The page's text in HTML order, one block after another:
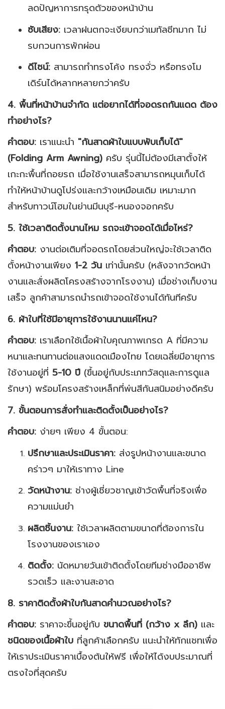
ลดปัญหาการทรุดตัวของหน้าบ้าน
ซับเสียง: เวลาฝนตกจะเงียบกว่าเมทัลชีทมาก ไม่
รบกวนการพักผ่อน
ดีไซน์: สามารถทำทรงโค้ง ทรงจั่ว หรือทรงโม
เดิร์นได้หลากหลายกว่าครับ
4. พื้นที่หน้าบ้านจำกัด แต่อยากได้ที่จอดรถกันแดด ต้อง
ทำอย่างไร?
คำตอบ: เราแนะนำ "กันสาดผ้าใบแบบพับเก็บได้"
(Folding Arm Awning) ครับ รุ่นนี้ไม่ต้องมีเสาตั้งให้
เกะกะพื้นที่ถอยรถ เมื่อใช้งานเสร็จสามารถหมุนเก็บได้
ทำให้หน้าบ้านดูโปร่งและกว้างเหมือนเดิม เหมาะมาก
สำหรับทาวน์โฮมในย่านมีนบุรี-หนองจอกครับ
5. ใช้เวลาติดตั้งนานไหม รถจะเข้าจอดได้เมื่อไหร่?
คำตอบ: งานต่อเติมที่จอดรถโดยส่วนใหญ่จะใช้เวลาติด
ตั้งหน้างานเพียง 1-2 วัน เท่านั้นครับ (หลังจากวัดหน้า
งานและสั่งผลิตโครงสร้างจากโรงงาน) เมื่อช่างเก็บงาน
เสร็จ ลูกค้าสามารถนำรถเข้าจอดใช้งานได้ทันทีครับ
6. ผ้าใบที่ใช้มีอายุการใช้งานนานแค่ไหน?
คำตอบ: เราเลือกใช้เนื้อผ้าใบคุณภาพเกรด A ที่มีความ
หนาและทนทานต่อแสงแดดเมืองไทย โดยเฉลี่ยมีอายุการ
ใช้งานอยู่ที่ 5-10 ปี (ขึ้นอยู่กับประเภทวัสดุและการดูแล
รักษา) พร้อมโครงสร้างเหล็กที่พ่นสีกันสนิมอย่างดีครับ
7. ขั้นตอนการสั่งทำและติดตั้งเป็นอย่างไร?
คำตอบ: ง่ายๆ เพียง 4 ขั้นตอน:
ปรึกษาและประเมินราคา: ส่งรูปหน้างานและขนาด
คร่าวๆ มาให้เราทาง Line
วัดหน้างาน: ช่างผู้เชี่ยวชาญเข้าวัดพื้นที่จริงเพื่อ
ความแม่นยำ
ผลิตชิ้นงาน: ใช้เวลาผลิตตามขนาดที่ต้องการใน
โรงงานของเราเอง
ติดตั้ง: นัดหมายวันเข้าติดตั้งโดยทีมช่างมืออาชีพ
รวดเร็ว และงานสะอาด
8. ราคาติดตั้งผ้าใบกันสาดคำนวณอย่างไร?
คำตอบ: ราคาจะขึ้นอยู่กับ ขนาดพื้นที่ (กว้าง x ลึก) และ
ชนิดของเนื้อผ้าใบ ที่ลูกค้าเลือกครับ แนะนำให้ทักแชทเพื่อ
ให้เราประเมินราคาเบื้องต้นให้ฟรี เพื่อให้ได้งบประมาณที่
ตรงใจที่สุดครับ